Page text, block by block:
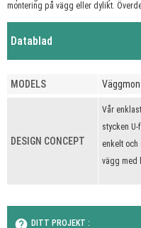
montering på vägg eller dylikt.
Datablad
MODELS
DESIGN CONCEPT
Vår
stycken
enkelt
vägg med
help DITT PROJEKT :